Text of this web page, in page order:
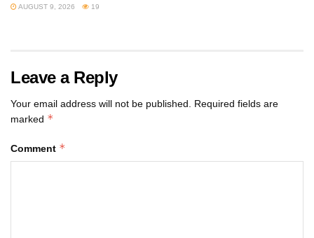
AUGUST 9, 2026 19
Leave a Reply
Your email address will not be published. Required fields are
marked *
Comment *